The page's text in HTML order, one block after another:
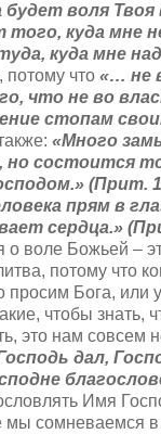
будет воля
того, куда мне
куда мне
потому что «… не
что не во
стопам
«Много
но состоится
(Прит.
прям в
сердца.»
о воле Божьей –
потому что
просим Бога, или
чтобы знать,
это нам совсем
дал,
Имя
мы сомневаемся в